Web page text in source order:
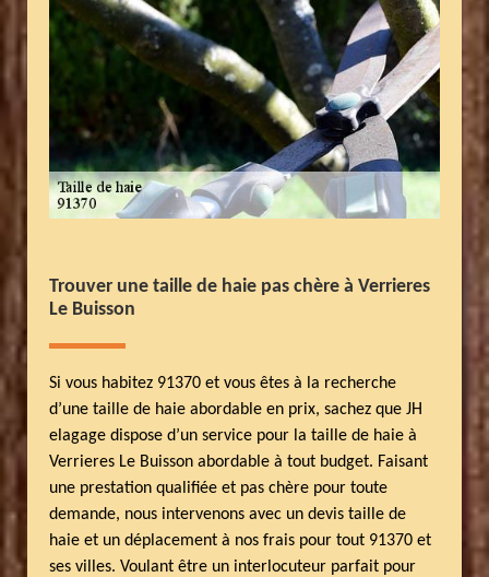
Trouver une taille de haie pas chère à Verrieres
Le Buisson
Si vous habitez 91370 et vous êtes à la recherche
d’une taille de haie abordable en prix, sachez que JH
elagage dispose d’un service pour la taille de haie à
Verrieres Le Buisson abordable à tout budget. Faisant
une prestation qualifiée et pas chère pour toute
demande, nous intervenons avec un devis taille de
haie et un déplacement à nos frais pour tout 91370 et
ses villes. Voulant être un interlocuteur parfait pour